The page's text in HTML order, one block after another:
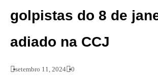
golpistas do 8 de
adiado na CCJ
setembro 11, 2024 0